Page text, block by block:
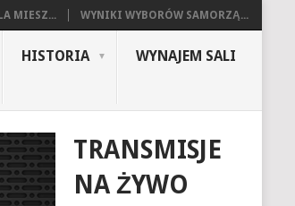
MIESZ... WYNIKI WYBORÓW SAMORZĄ...
HISTORIA WYNAJEM SALI
TRANSMISJE
NA ŻYWO